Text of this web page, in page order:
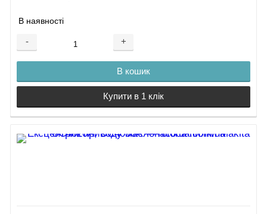
В наявності
- +
В кошик
Купити в 1 клік